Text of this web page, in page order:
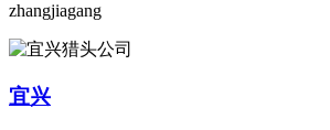
zhangjiagang
宜兴